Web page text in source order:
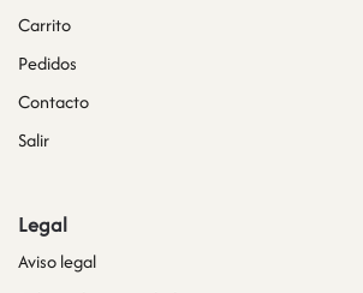
Carrito
Pedidos
Contacto
Salir
Legal
Aviso legal